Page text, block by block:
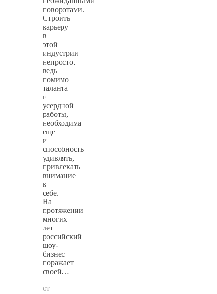
поворотами.
Строить
карьеру
в
этой
индустрии
непросто,
ведь
помимо
таланта
и
усердной
работы,
необходима
еще
и
способность
удивлять,
привлекать
внимание
к
себе.
На
протяжении
многих
лет
российский
шоу-
бизнес
поражает
своей…
от